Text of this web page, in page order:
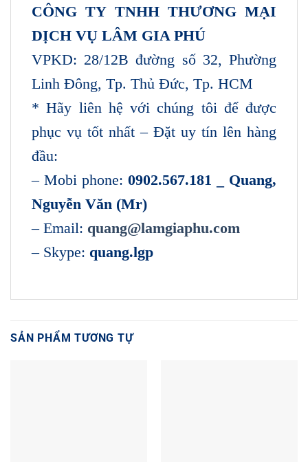
CÔNG TY TNHH THƯƠNG MẠI
DỊCH VỤ LÂM GIA PHÚ
VPKD: 28/12B đường số 32, Phường
Linh Đông, Tp. Thủ Đức, Tp. HCM
* Hãy liên hệ với chúng tôi để được
phục vụ tốt nhất – Đặt uy tín lên hàng
đầu:
– Mobi phone: 0902.567.181 _ Quang,
Nguyễn Văn (Mr)
– Email: quang@lamgiaphu.com
– Skype: quang.lgp
SẢN PHẨM TƯƠNG TỰ